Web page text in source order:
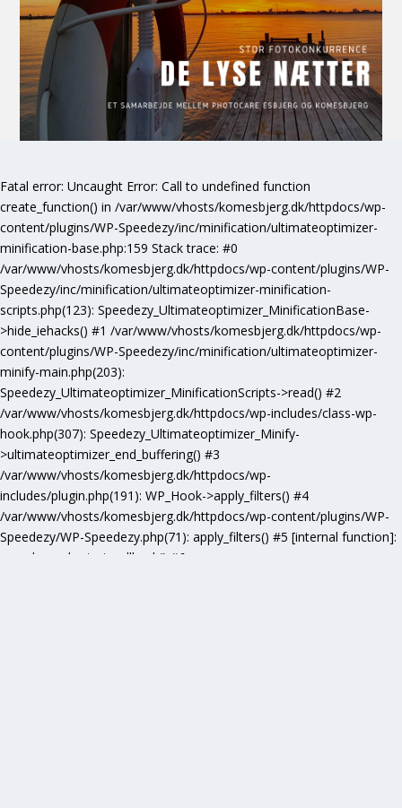
Fatal error: Uncaught Error: Call to undefined function
create_function() in /var/www/vhosts/komesbjerg.dk/httpdocs/wp-
content/plugins/WP-Speedezy/inc/minification/ultimateoptimizer-
minification-base.php:159 Stack trace: #0
/var/www/vhosts/komesbjerg.dk/httpdocs/wp-content/plugins/WP-
Speedezy/inc/minification/ultimateoptimizer-minification-
scripts.php(123): Speedezy_Ultimateoptimizer_MinificationBase-
>hide_iehacks() #1 /var/www/vhosts/komesbjerg.dk/httpdocs/wp-
content/plugins/WP-Speedezy/inc/minification/ultimateoptimizer-
minify-main.php(203):
Speedezy_Ultimateoptimizer_MinificationScripts->read() #2
/var/www/vhosts/komesbjerg.dk/httpdocs/wp-includes/class-wp-
hook.php(307): Speedezy_Ultimateoptimizer_Minify-
>ultimateoptimizer_end_buffering() #3
/var/www/vhosts/komesbjerg.dk/httpdocs/wp-
includes/plugin.php(191): WP_Hook->apply_filters() #4
/var/www/vhosts/komesbjerg.dk/httpdocs/wp-content/plugins/WP-
Speedezy/WP-Speedezy.php(71): apply_filters() #5 [internal function]:
speedezy_ob_start_callback() #6